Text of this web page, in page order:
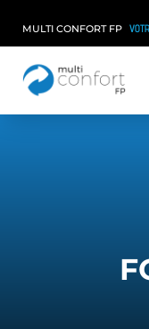
MULTI CONFORT FP